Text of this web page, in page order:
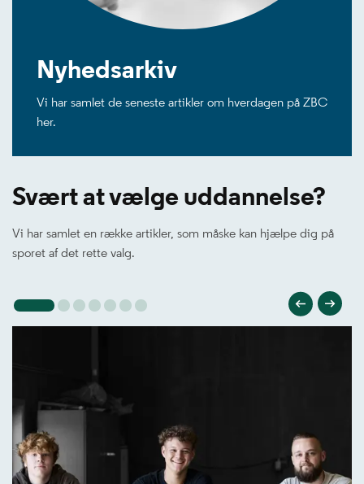
Nyhedsarkiv
Vi har samlet de seneste artikler om hverdagen på ZBC
her.
Svært at vælge uddannelse?
Vi har samlet en række artikler, som måske kan hjælpe dig på
sporet af det rette valg.